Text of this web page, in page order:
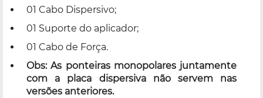
01 Cabo Dispersivo;
01 Suporte do aplicador;
01 Cabo de Força.
Obs: As ponteiras monopolares juntamente
com a placa dispersiva não servem nas
versões anteriores.